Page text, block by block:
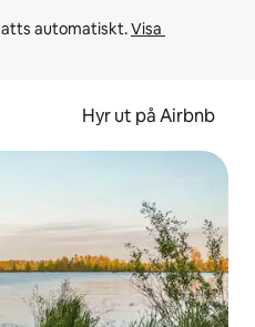
automatiskt. Visa
Hyr ut på Airbnb